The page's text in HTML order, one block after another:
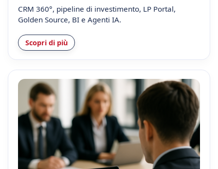
CRM 360°, pipeline di investimento, LP Portal,
Golden Source, BI e Agenti IA.
Scopri di più